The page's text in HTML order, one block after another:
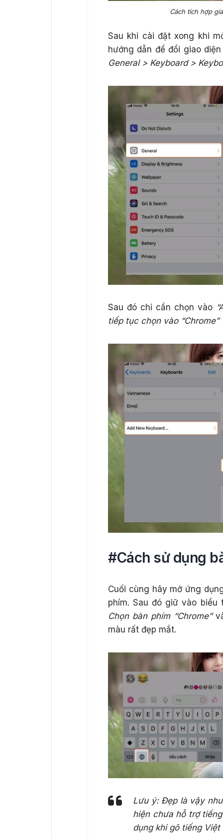
Cách tích hợp
Sau khi cài đặt xong khi
hướng dẫn để đổi giao
General > Keyboard >
Sau đó chỉ cần chọn vào
tiếp tục chọn vào
#Cách sử dụng
Cuối cùng hãy mở ứng
phím. Sau đó giữ vào
Chọn bàn phím “Chrome”
màu rất đẹp mắt.
Lưu ý: Đẹp là vậy
hiện chưa hỗ trợ
dụng khi gõ tiếng Việt